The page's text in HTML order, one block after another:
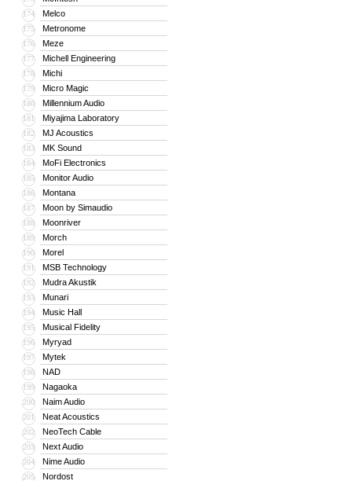
174 Melco
175 Metronome
176 Meze
177 Michell Engineering
178 Michi
179 Micro Magic
180 Millennium Audio
181 Miyajima Laboratory
182 MJ Acoustics
183 MK Sound
184 MoFi Electronics
185 Monitor Audio
186 Montana
187 Moon by Simaudio
188 Moonriver
189 Morch
190 Morel
191 MSB Technology
192 Mudra Akustik
193 Munari
194 Music Hall
195 Musical Fidelity
196 Myryad
197 Mytek
198 NAD
199 Nagaoka
200 Naim Audio
201 Neat Acoustics
202 NeoTech Cable
203 Next Audio
204 Nime Audio
205 Nordost